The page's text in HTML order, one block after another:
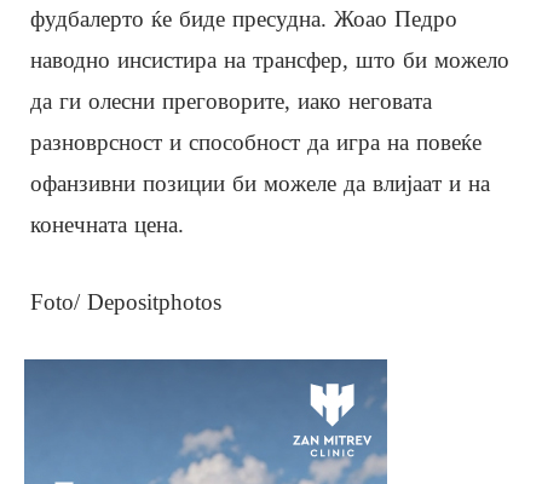
фудбалерто ќе биде пресудна. Жоао Педро
наводно инсистира на трансфер, што би можело
да ги олесни преговорите, иако неговата
разноврсност и способност да игра на повеќе
офанзивни позиции би можеле да влијаат и на
конечната цена.
Foto/ Depositphotos